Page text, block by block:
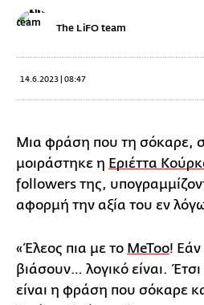
The LiFO team
14.6.2023 | 08:47
Μια φράση που τη σόκαρε,
μοιράστηκε η Εριέττα
followers της,
αφορμή την αξία του εν
«Έλεος πια με το MeToo! Εάν
βιάσουν… λογικό είναι.
είναι η φράση που σόκαρε